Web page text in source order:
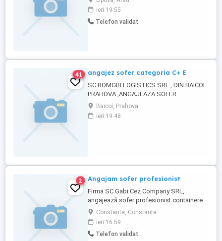
agregate balastieră. CERINȚE Permis
categoria C+E Atestat profesional marfă
Card digital tahograf Mai multe detalii la
ieri 19:55
Telefon validat
41 angajez sofer categoria C+ E
SC ROMGIB LOGISTICS SRL , DIN BAICOI
PRAHOVA ,ANGAJEAZA SOFER
PROFESIONIST CATEGORIA C+E SALARIU
ATRACTIV ,SE LUCREAZA NUMAI INTERN
Baicoi, Prahova
ieri 19:48
2 Angajam sofer profesionist
Firma SC Gabi Cez Company SRL,
angajează sofer profesionist containere
Rog seriozitate Alina
Constanta, Constanta
ieri 16:59
Telefon validat